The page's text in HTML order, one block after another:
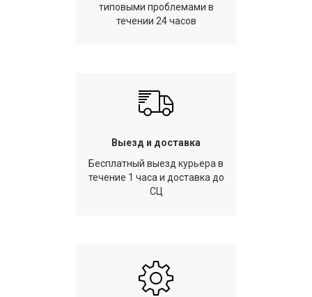
типовыми проблемами в
течении 24 часов
Выезд и доставка
Бесплатный выезд курьера в
течение 1 часа и доставка до
СЦ